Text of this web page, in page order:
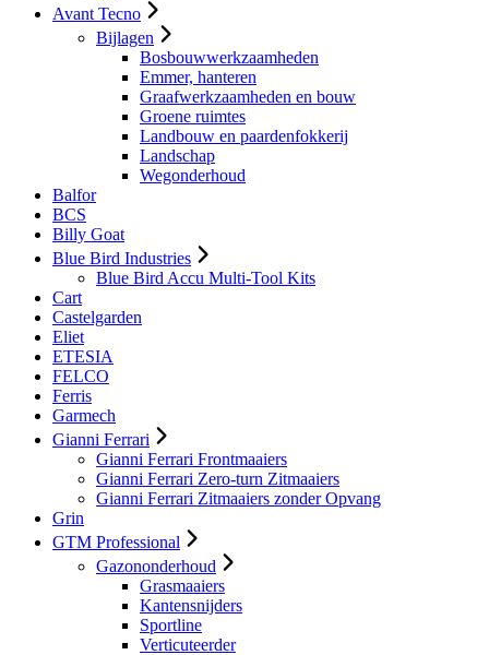
Avant Tecno
Bijlagen
Bosbouwwerkzaamheden
Emmer, hanteren
Graafwerkzaamheden en bouw
Groene ruimtes
Landbouw en paardenfokkerij
Landschap
Wegonderhoud
Balfor
BCS
Billy Goat
Blue Bird Industries
Blue Bird Accu Multi-Tool Kits
Cart
Castelgarden
Eliet
ETESIA
FELCO
Ferris
Garmech
Gianni Ferrari
Gianni Ferrari Frontmaaiers
Gianni Ferrari Zero-turn Zitmaaiers
Gianni Ferrari Zitmaaiers zonder Opvang
Grin
GTM Professional
Gazononderhoud
Grasmaaiers
Kantensnijders
Sportline
Verticuteerder